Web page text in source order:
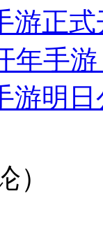
游正
年手
游明
）